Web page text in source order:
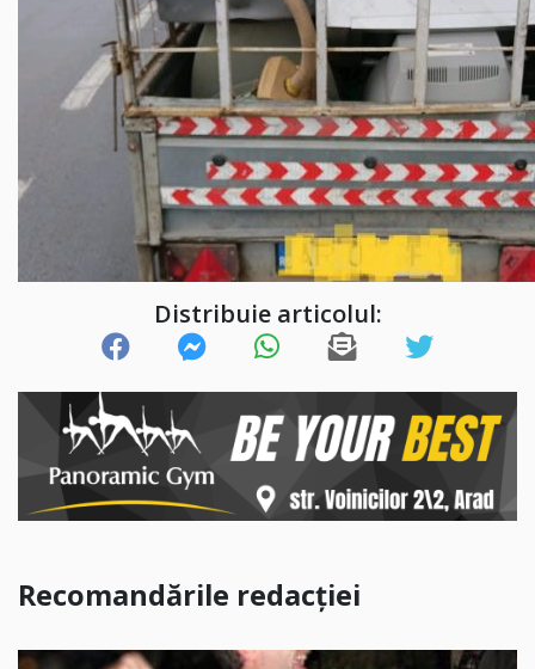
Distribuie articolul:
Recomandările redacției